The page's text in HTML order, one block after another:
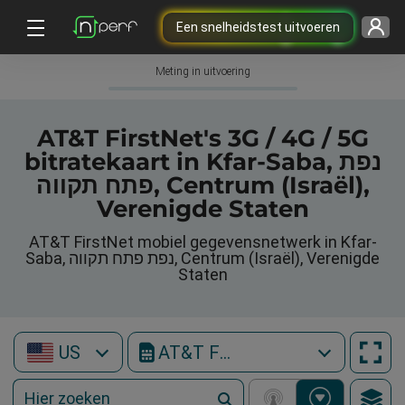
Een snelheidstest uitvoeren
Meting in uitvoering
AT&T FirstNet's 3G / 4G / 5G
bitratekaart in Kfar-Saba, נפת
פתח תקווה, Centrum (Israël),
Verenigde Staten
AT&T FirstNet mobiel gegevensnetwerk in Kfar-
Saba, נפת פתח תקווה, Centrum (Israël), Verenigde
Staten
US AT&T FirstNet